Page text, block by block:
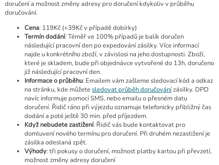
doručení a možnost změny adresy pro doručení kdykoliv v průběhu
doručování.
Cena: 119Kč (+39Kč v případě dobírky)
Termín dodání: Téměř ve 100% případů je balík doručen
následující pracovní den po expedování zásilky. Více informací
najde u konkrétního zboží, v závislosi na jeho dostupnosti. Zboží,
které je skladem, bude při objednávce vytvořené do 13h, doručeno
již následující pracovní den.
Informace o průběhu: Emailem vám zašleme sledovací kód a odkaz
na stránku, kde můžetesledovat průběh doručovánízásilky. DPD
navíc informuje pomocí SMS, nebo emailu o přesném datu
doručení. Řidič ráno při výjezdu oznamuje telefonicky přibližný čas
dodání a poté ještě 30 min. před příjezdem.
Když nebudete zastižení: Řidič vás bude kontaktovat pro
domluvení nového termínu pro doručení. Při druhém nezastižení je
zásilka odeslaná zpět.
Výhody: tři pokusy o doručení, možnost platby kartou při převzetí,
možnost změny adresy doručení